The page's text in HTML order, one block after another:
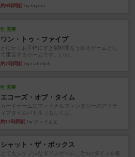
約6時間前 by toyota
充実
ワン・トゥ・ファイブ
とにかくお手軽にすき間時間をうめるゲームとし
て重宝するゲームです。いわ...
約7時間前 by nabekoh
充実
エコーズ・オブ・タイム
カードゲームにファイナルファンタジーのアクテ
ィブタイムバトル（もしくは...
約11時間前 by ジェイとと
シャット・ザ・ボックス
とてもシンプルなダイスゲーム。2つのダイスを振